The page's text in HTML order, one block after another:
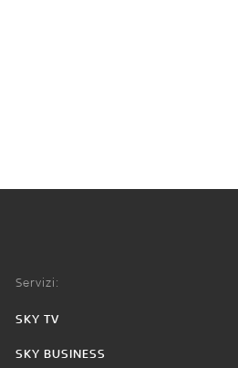
Servizi:
SKY TV
SKY BUSINESS